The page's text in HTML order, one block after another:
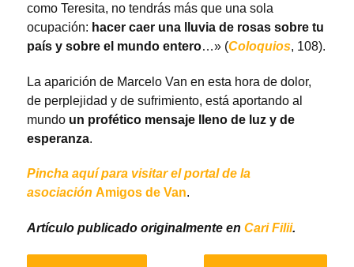
como Teresita, no tendrás más que una sola
ocupación: hacer caer una lluvia de rosas sobre tu
país y sobre el mundo entero…» (Coloquios, 108).
La aparición de Marcelo Van en esta hora de dolor,
de perplejidad y de sufrimiento, está aportando al
mundo un profético mensaje lleno de luz y de
esperanza.
Pincha aquí para visitar el portal de la
asociación Amigos de Van.
Artículo publicado originalmente en Cari Filii.